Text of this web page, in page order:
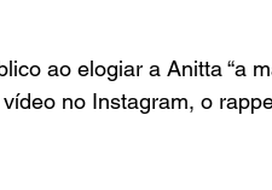
ao elogiar a Anitta “a
no Instagram, o